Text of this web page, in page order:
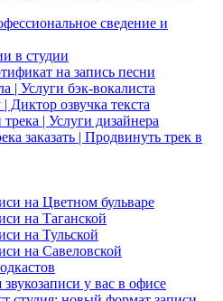
сведение и
в студии
на запись песни
| Услуги бэк-вокалиста
| Диктор озвучка текста
| Услуги дизайнера
заказать | Продвинуть трек в
на Цветном бульваре
на Таганской
на Тульской
на Савеловской
у вас в офисе